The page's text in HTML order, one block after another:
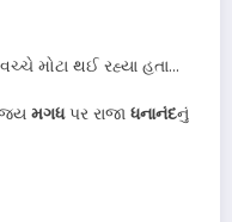
મોટા થઈ રહ્યા હતા…
મગધપર રાજા ધનાનંદનું